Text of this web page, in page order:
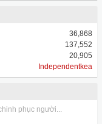
36,868
137,552
20,905
Independentkea
phục người...